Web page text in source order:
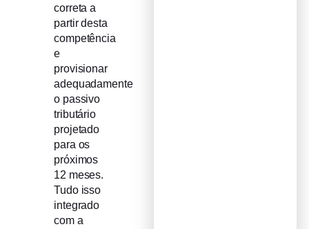
correta a
partir desta
competência
e
provisionar
adequadamente
o passivo
tributário
projetado
para os
próximos
12 meses.
Tudo isso
integrado
com a